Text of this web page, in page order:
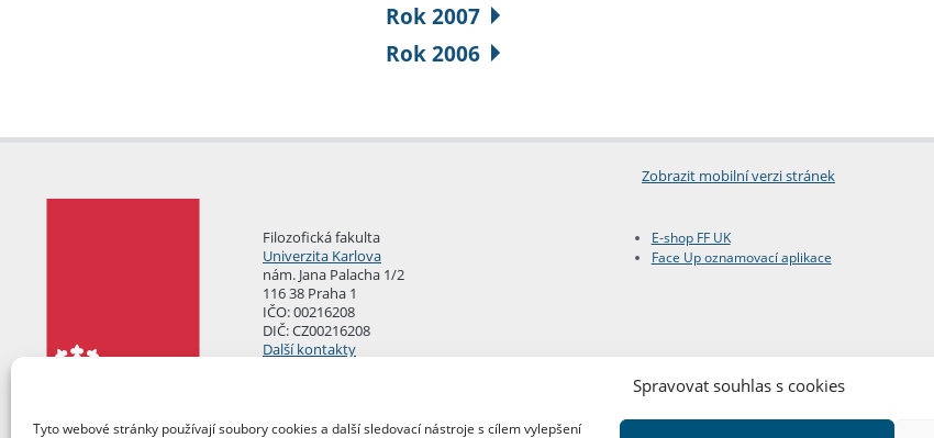
Spravovat souhlas s cookies
Tyto webové stránky používají soubory cookies a další sledovací nástroje s cílem vylepšení
Rok 2007
Rok 2006
Zobrazit mobilní verzi stránek
Filozofická fakulta
Univerzita Karlova
nám. Jana Palacha 1/2
116 38 Praha 1
IČO: 00216208
DIČ: CZ00216208
Další kontakty
E-shop FF UK
Face Up oznamovací aplikace